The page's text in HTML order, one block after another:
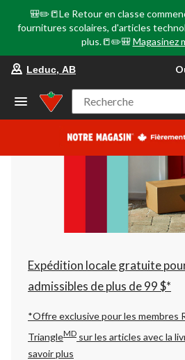
🎒✏️📒Le Retour en classe
fournitures scolaires, d'articles
plus.📒✏️🎒 Magasinez
votre
AB,
à
22:00
cliquer
pour
Leduc, AB
Recherche
Expédition locale gratuite
admissibles de plus de 99 $*
*Offre exclusive pour les membres
TriangleMD sur les articles avec la
savoir plus